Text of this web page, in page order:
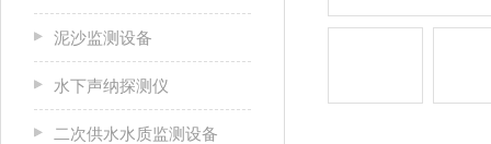
泥沙监测设备
水下声纳探测仪
二次供水水质监测设备